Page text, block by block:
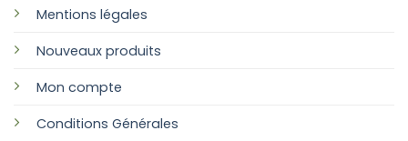
Mentions légales
Nouveaux produits
Mon compte
Conditions Générales